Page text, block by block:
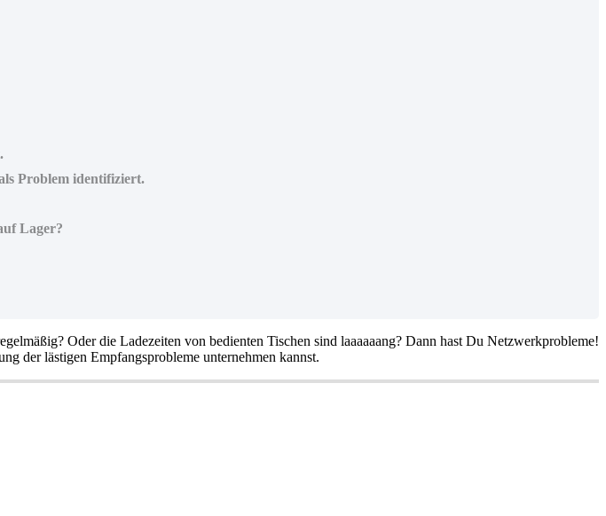
Problem identifiziert.
Lager?
Oder die Ladezeiten von bedienten Tischen sind laaaaaang? Dann hast Du Netzwerkprobleme!
der lästigen Empfangsprobleme unternehmen kannst.